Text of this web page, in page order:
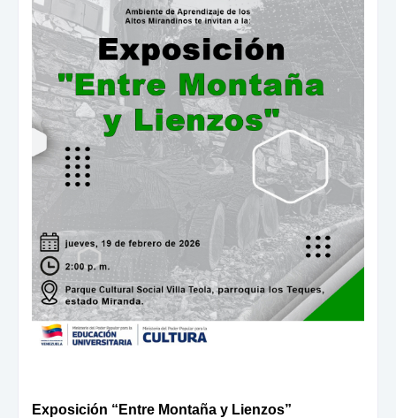
Exposición “Entre Montaña y Lienzos”